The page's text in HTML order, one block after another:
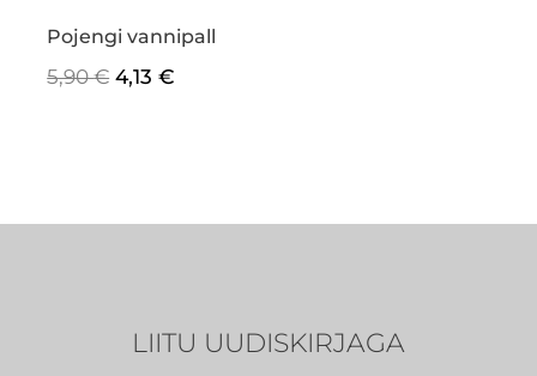
Pojengi vannipall
5,90€ 4,13€
LIITU UUDISKIRJAGA